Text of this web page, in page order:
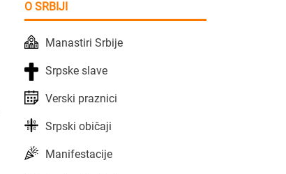
O SRBIJI
Manastiri Srbije
Srpske slave
Verski praznici
Srpski običaji
Manifestacije